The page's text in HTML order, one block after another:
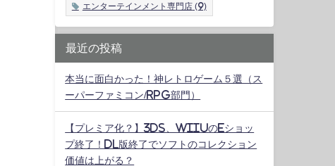
エンターテインメント専門店 (9)
最近の投稿
本当に面白かった！神レトロゲーム５選（ス
ーパーファミコン/RPG部門）
【プレミア化？】3DS、WiiUのeショッ
プ終了！DL版終了でソフトのコレクション
価値は上がる？